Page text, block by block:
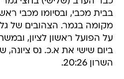
בבית מכבי, ובסיומו מכבי
על הפועל ראשון לציון,
ביום שישי את א.כ. נס
השרון 20:26.